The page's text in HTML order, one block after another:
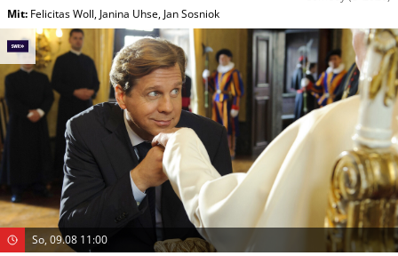
Mit: Felicitas Woll, Janina Uhse, Jan Sosniok
So, 09.08 11:00